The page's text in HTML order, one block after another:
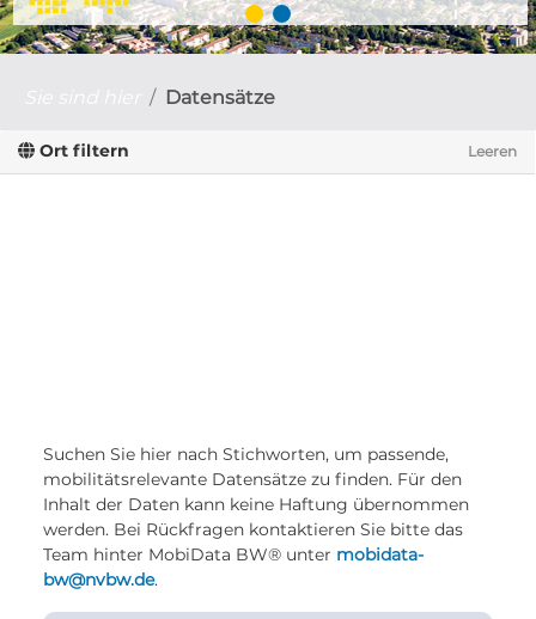
Datensätze
Ort filtern Leeren
Suchen Sie hier nach Stichworten, um passende,
mobilitätsrelevante Datensätze zu finden. Für den
Inhalt der Daten kann keine Haftung übernommen
werden. Bei Rückfragen kontaktieren Sie bitte das
Team hinter MobiData BW® unter mobidata-
bw@nvbw.de.